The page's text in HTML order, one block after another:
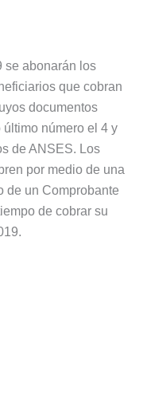
se abonarán los
que cobran
documentos
número el 4 y
de ANSES. Los
por medio de una
de un Comprobante
de cobrar su